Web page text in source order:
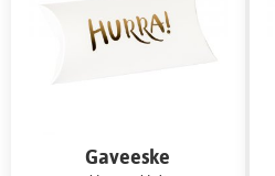
Gaveeske